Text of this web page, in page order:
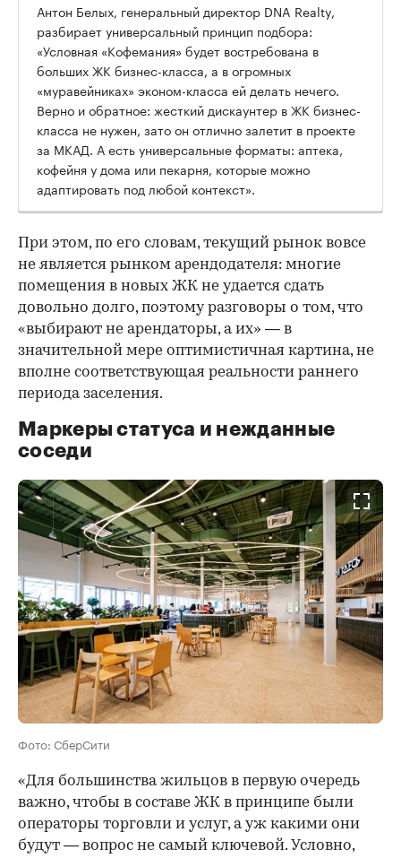
Антон Белых, генеральный директор DNA Realty,
разбирает универсальный принцип подбора:
«Условная «Кофемания» будет востребована в
больших ЖК бизнес-класса, а в огромных
«муравейниках» эконом-класса ей делать нечего.
Верно и обратное: жесткий дискаунтер в ЖК бизнес-
класса не нужен, зато он отлично залетит в проекте
за МКАД. А есть универсальные форматы: аптека,
кофейня у дома или пекарня, которые можно
адаптировать под любой контекст».
При этом, по его словам, текущий рынок вовсе
не является рынком арендодателя: многие
помещения в новых ЖК не удается сдать
довольно долго, поэтому разговоры о том, что
«выбирают не арендаторы, а их» — в
значительной мере оптимистичная картина, не
вполне соответствующая реальности раннего
периода заселения.
Маркеры статуса и нежданные
соседи
Фото: СберСити
«Для большинства жильцов в первую очередь
важно, чтобы в составе ЖК в принципе были
операторы торговли и услуг, а уж какими они
будут — вопрос не самый ключевой. Условно,